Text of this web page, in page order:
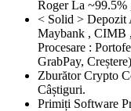
Roger La ~99.5%
< Solid > Depozit
Maybank , CIMB
Procesare :
GrabPay,
Zburător Crypto
Câștiguri.
Primiți Software